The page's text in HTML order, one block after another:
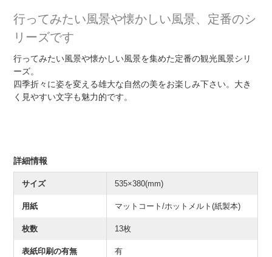
行ってみたい風景や懐かしい風景、定番のシ
リーズです
行ってみたい風景や懐かしい風景を集めた定番の観光風景シリ
ーズ。
四季折々に姿を変える雄大な自然の美をお楽しみ下さい。大き
く見やすい文字も魅力的です。
詳細情報
サイズ 535×380(mm)
用紙 マットコート/ホットメルト(紙製本)
枚数 13枚
表紙印刷の有無 有